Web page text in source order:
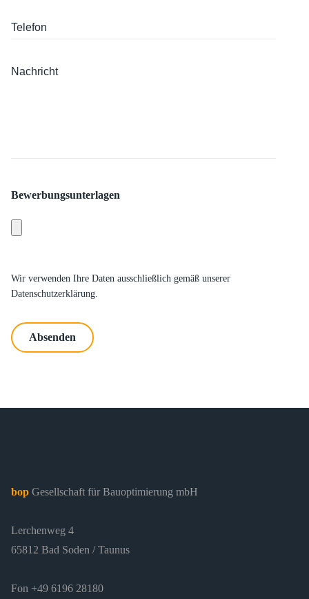
Bewerbungsunterlagen
Wir verwenden Ihre Daten ausschließlich gemäß unserer
Datenschutzerklärung.
Absenden
bop Gesellschaft für Bauoptimierung mbH
Lerchenweg 4
65812 Bad Soden / Taunus
Fon +49 6196 28180